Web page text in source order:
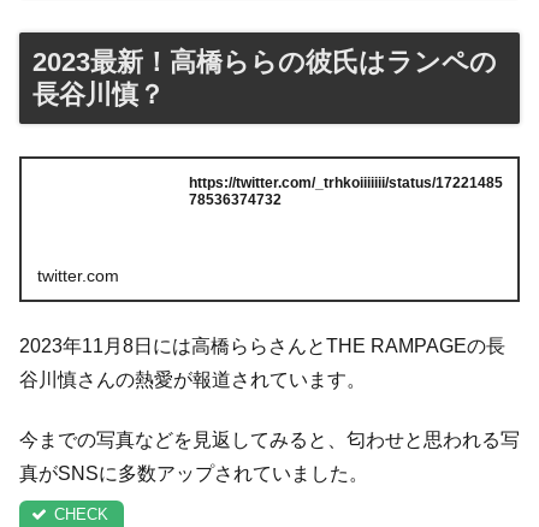
2023最新！高橋ららの彼氏はランペの
長谷川慎？
https://twitter.com/_trhkoiiiiiii/status/17221485
78536374732
twitter.com
2023年11月8日には高橋ららさんとTHE RAMPAGEの長
谷川慎さんの熱愛が報道されています。
今までの写真などを見返してみると、匂わせと思われる写
真がSNSに多数アップされていました。